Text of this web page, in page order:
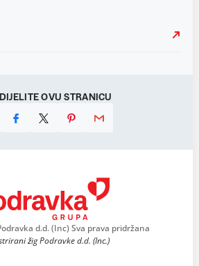
OVU STRANICU
d.d. (Inc) Sva prava pridržana
žig Podravke d.d. (Inc.)